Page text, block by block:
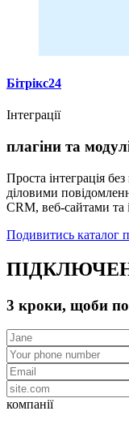
Бітрікс24
Інтеграції
плагіни та
Проста інтеграція
діловими
CRM, веб-сайтами та
Подивитись каталог
3 кроки, щоби
компанії